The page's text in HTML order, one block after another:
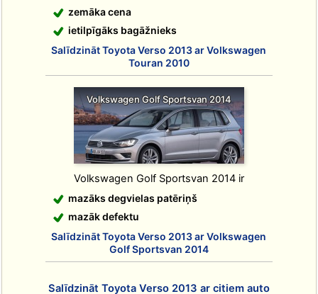
zemāka cena
ietilpīgāks bagāžnieks
Salīdzināt Toyota Verso 2013 ar Volkswagen
Touran 2010
Volkswagen Golf Sportsvan 2014
Volkswagen Golf Sportsvan 2014 ir
mazāks degvielas patēriņš
mazāk defektu
Salīdzināt Toyota Verso 2013 ar Volkswagen
Golf Sportsvan 2014
Salīdzināt Toyota Verso 2013 ar citiem auto